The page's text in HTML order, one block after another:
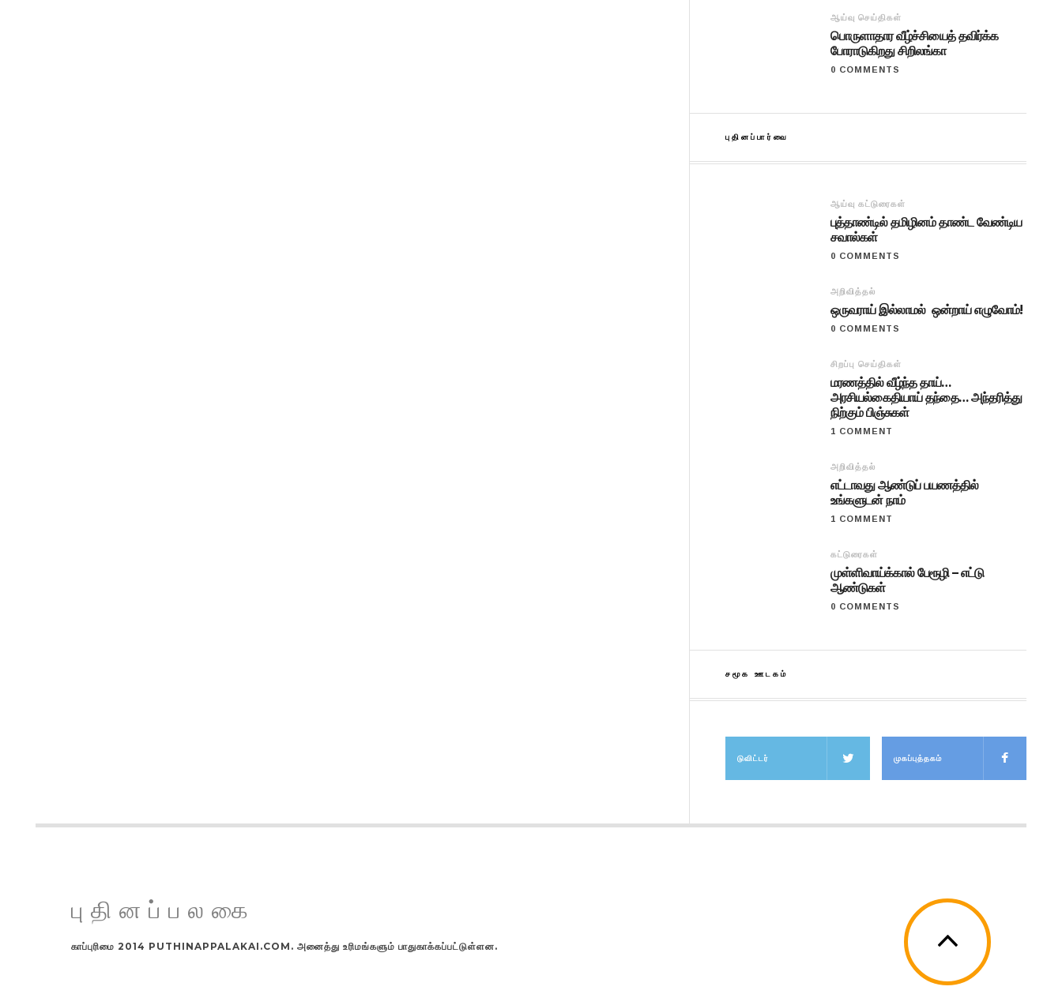
ஆய்வு செய்திகள்
பொருளாதார வீழ்ச்சியைத் தவிர்க்க
போராடுகிறது சிறிலங்கா
0 COMMENTS
புதினப்பார்வை
ஆய்வு கட்டுரைகள்
புத்தாண்டில் தமிழினம் தாண்ட வேண்டிய
சவால்கள்
0 COMMENTS
அறிவித்தல்
ஒருவராய் இல்லாமல் ஒன்றாய் எழுவோம்!
0 COMMENTS
சிறப்பு செய்திகள்
மரணத்தில் வீழ்ந்த தாய்…
அரசியல்கைதியாய் தந்தை… அந்தரித்து
நிற்கும் பிஞ்சுகள்
1 COMMENT
அறிவித்தல்
எட்டாவது ஆண்டுப் பயணத்தில்
உங்களுடன் நாம்
1 COMMENT
கட்டுரைகள்
முள்ளிவாய்க்கால் பேரூழி – எட்டு
ஆண்டுகள்
0 COMMENTS
சமூக ஊடகம்
டுவிட்டர் முகப்புத்தகம்
புதினப்பலகை
காப்புரிமை 2014 PUTHINAPPALAKAI.COM. அனைத்து உரிமங்களும் பாதுகாக்கப்பட்டுள்ளன.